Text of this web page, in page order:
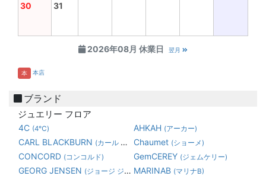
2026年08月 休業日 翌月
30 31
本 本店
ブランド
ジュエリー フロア
4C (4℃) AHKAH (アーカー)
CARL BLACKBURN (カール ブラックバーン) Chaumet (ショーメ)
CONCORD (コンコルド) GemCEREY (ジェムケリー)
GEORG JENSEN (ジョージ ジェンセン) MARINAB (マリナB)